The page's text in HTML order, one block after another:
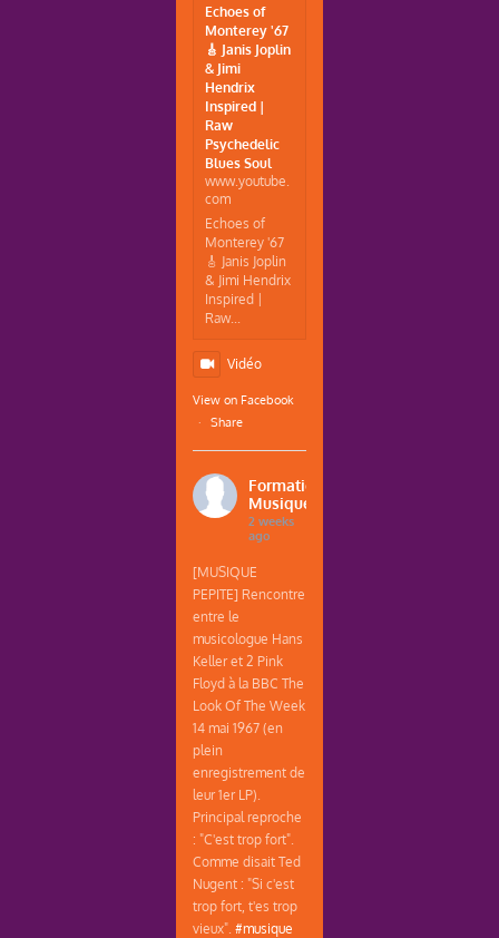
Echoes of
Monterey '67
🎸 Janis Joplin
& Jimi
Hendrix
Inspired |
Raw
Psychedelic
Blues Soul
www.youtube.
com
Echoes of
Monterey '67
🎸 Janis Joplin
& Jimi Hendrix
Inspired |
Raw...
Vidéo
View on Facebook
·
Share
Formations
Musique
2 weeks
ago
[MUSIQUE
PEPITE] Rencontre
entre le
musicologue Hans
Keller et 2 Pink
Floyd à la BBC The
Look Of The Week
14 mai 1967 (en
plein
enregistrement de
leur 1er LP).
Principal reproche
: "C'est trop fort".
Comme disait Ted
Nugent : "Si c'est
trop fort, t'es trop
vieux".#musique